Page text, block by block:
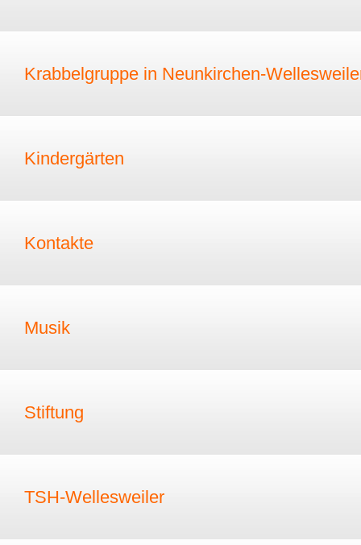
Krabbelgruppe in Neunkirchen-
Kindergärten
Kontakte
Musik
Stiftung
TSH-Wellesweiler